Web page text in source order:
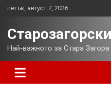
петък, август 7, 2026
Най-важното за Стара Загора